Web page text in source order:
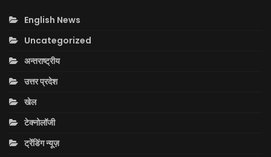
English News
Uncategorized
अन्तराष्ट्रीय
उत्तर प्रदेश
खेल
टेक्नोलॉजी
ट्रेंडिंग न्यूज़